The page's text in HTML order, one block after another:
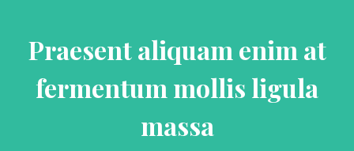
Praesent aliquam enim at
fermentum mollis ligula
massa